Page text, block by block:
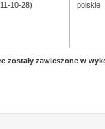
10-28) polskie
zawieszone w